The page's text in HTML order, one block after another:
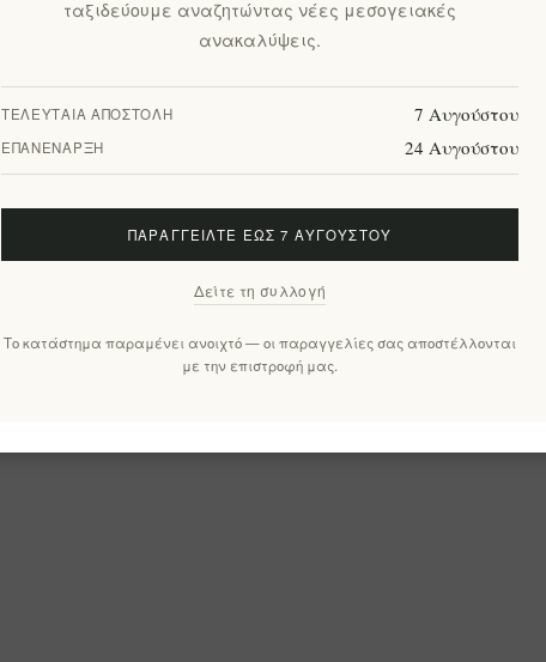
ταξιδεύουμε αναζητώντας νέες μεσογειακές
ανακαλύψεις.
ΤΕΛΕΥΤΑΊΑ ΑΠΟΣΤΟΛΉ 7 Αυγούστου
ΕΠΑΝΈΝΑΡΞΗ 24 Αυγούστου
ΠΑΡΑΓΓΕΊΛΤΕ ΈΩΣ 7 ΑΥΓΟΎΣΤΟΥ
Δείτε τη συλλογή
Το κατάστημα παραμένει ανοιχτό — οι παραγγελίες σας αποστέλλονται
με την επιστροφή μας.